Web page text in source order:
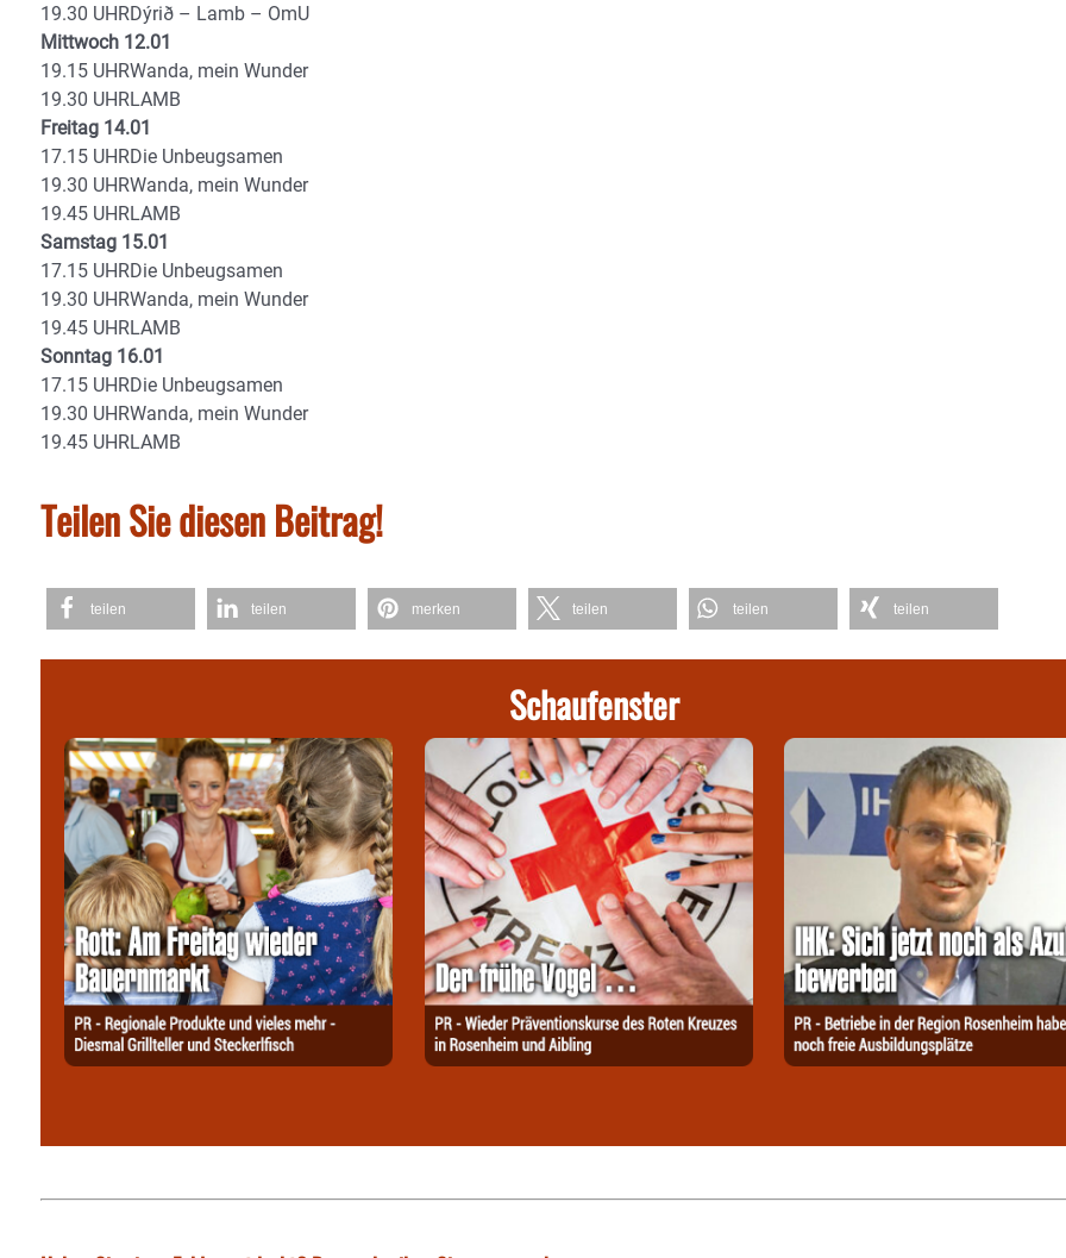
19.30 UHRDýrið – Lamb – OmU
Mittwoch 12.01
19.15 UHRWanda, mein Wunder
19.30 UHRLAMB
Freitag 14.01
17.15 UHRDie Unbeugsamen
19.30 UHRWanda, mein Wunder
19.45 UHRLAMB
Samstag 15.01
17.15 UHRDie Unbeugsamen
19.30 UHRWanda, mein Wunder
19.45 UHRLAMB
Sonntag 16.01
17.15 UHRDie Unbeugsamen
19.30 UHRWanda, mein Wunder
19.45 UHRLAMB
Teilen Sie diesen Beitrag!
teilen teilen merken teilen teilen teilen
Schaufenster